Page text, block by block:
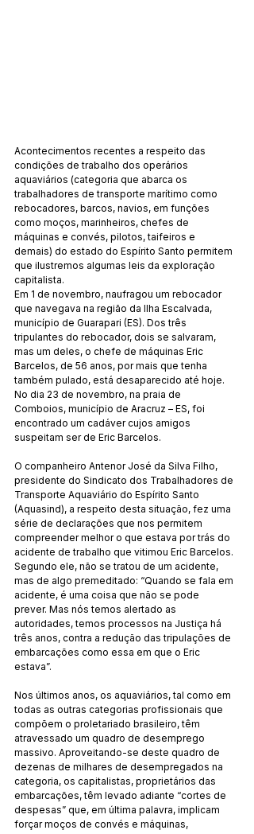
Acontecimentos recentes a respeito das
condições de trabalho dos operários
aquaviários (categoria que abarca os
trabalhadores de transporte marítimo como
rebocadores, barcos, navios, em funções
como moços, marinheiros, chefes de
máquinas e convés, pilotos, taifeiros e
demais) do estado do Espírito Santo permitem
que ilustremos algumas leis da exploração
capitalista.
Em 1 de novembro, naufragou um rebocador
que navegava na região da Ilha Escalvada,
município de Guarapari (ES). Dos três
tripulantes do rebocador, dois se salvaram,
mas um deles, o chefe de máquinas Eric
Barcelos, de 56 anos, por mais que tenha
também pulado, está desaparecido até hoje.
No dia 23 de novembro, na praia de
Comboios, município de Aracruz – ES, foi
encontrado um cadáver cujos amigos
suspeitam ser de Eric Barcelos.
O companheiro Antenor José da Silva Filho,
presidente do Sindicato dos Trabalhadores de
Transporte Aquaviário do Espírito Santo
(Aquasind), a respeito desta situação, fez uma
série de declarações que nos permitem
compreender melhor o que estava por trás do
acidente de trabalho que vitimou Eric Barcelos.
Segundo ele, não se tratou de um acidente,
mas de algo premeditado: “Quando se fala em
acidente, é uma coisa que não se pode
prever. Mas nós temos alertado as
autoridades, temos processos na Justiça há
três anos, contra a redução das tripulações de
embarcações como essa em que o Eric
estava”.
Nos últimos anos, os aquaviários, tal como em
todas as outras categorias profissionais que
compõem o proletariado brasileiro, têm
atravessado um quadro de desemprego
massivo. Aproveitando-se deste quadro de
dezenas de milhares de desempregados na
categoria, os capitalistas, proprietários das
embarcações, têm levado adiante “cortes de
despesas” que, em última palavra, implicam
forçar moços de convés e máquinas,